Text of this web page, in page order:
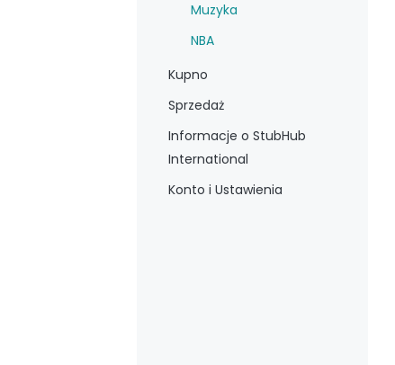
Muzyka
NBA
Kupno
Sprzedaż
Informacje o StubHub
International
Konto i Ustawienia